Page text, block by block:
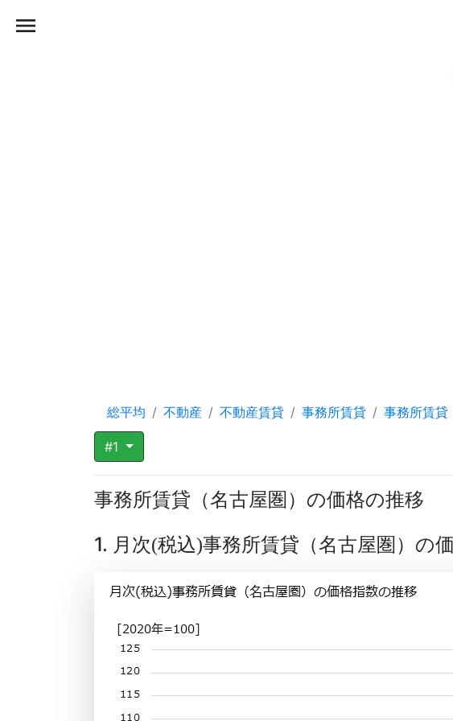
menu
総平均 不動産 不動産賃貸 事務所賃貸 事務所賃貸
#1
事務所賃貸（名古屋圏）の価格の推移
1. 月次(税込)事務所賃貸（名古屋圏）の